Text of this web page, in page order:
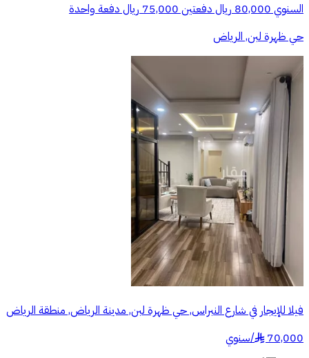
السنوي 80,000 ريال دفعتين 75,000 ريال دفعة واحدة
حي ظهرة لبن, الرياض
فيلا للإيجار في شارع النبراس, حي ظهرة لبن, مدينة الرياض, منطقة الرياض
70,000
§
/سنوي